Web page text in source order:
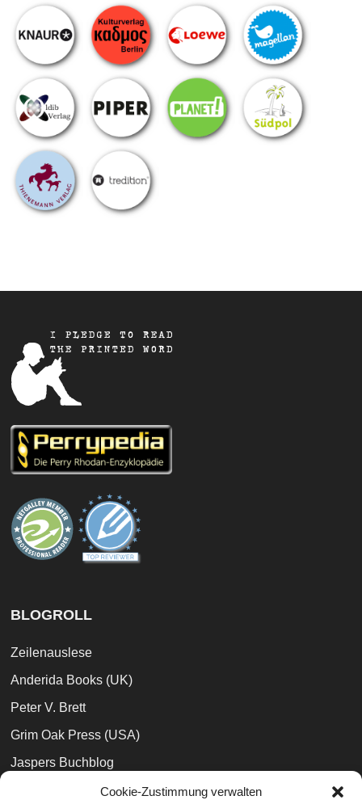
Cookie-Zustimmung verwalten
BLOGROLL
Zeilenauslese
Anderida Books (UK)
Peter V. Brett
Grim Oak Press (USA)
Jaspers Buchblog
Books and Phobia